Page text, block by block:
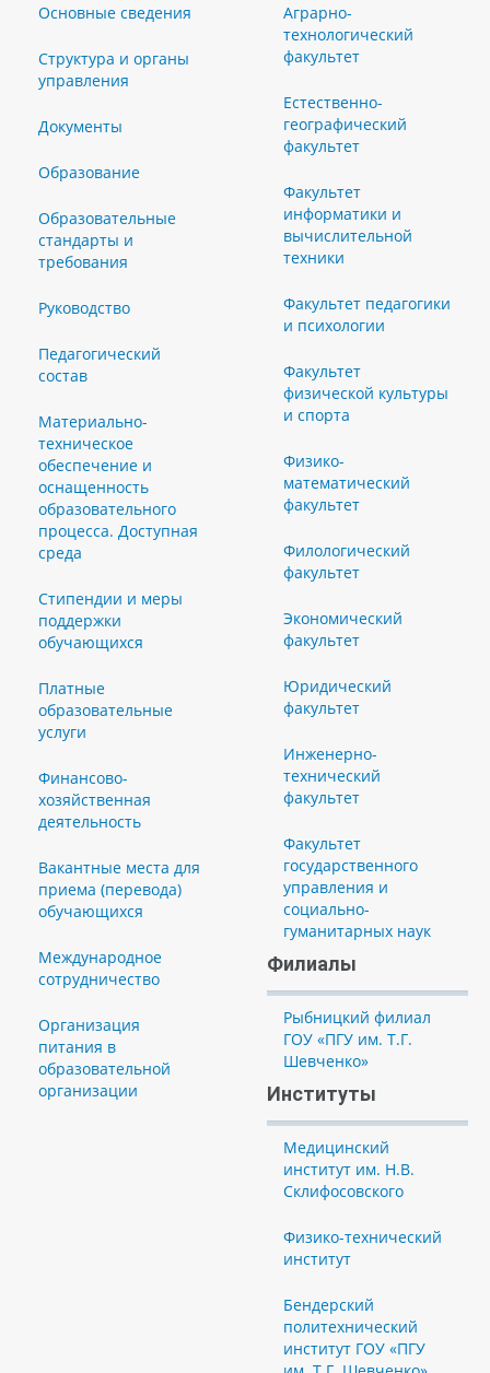
Основные сведения
Структура и органы
управления
Документы
Образование
Образовательные
стандарты и
требования
Руководство
Педагогический
состав
Материально-
техническое
обеспечение и
оснащенность
образовательного
процесса. Доступная
среда
Стипендии и меры
поддержки
обучающихся
Платные
образовательные
услуги
Финансово-
хозяйственная
деятельность
Вакантные места для
приема (перевода)
обучающихся
Международное
сотрудничество
Организация
питания в
образовательной
организации
Аграрно-
технологический
факультет
Естественно-
географический
факультет
Факультет
информатики и
вычислительной
техники
Факультет педагогики
и психологии
Факультет
физической культуры
и спорта
Физико-
математический
факультет
Филологический
факультет
Экономический
факультет
Юридический
факультет
Инженерно-
технический
факультет
Факультет
государственного
управления и
социально-
гуманитарных наук
Филиалы
Рыбницкий филиал
ГОУ «ПГУ им. Т.Г.
Шевченко»
Институты
Медицинский
институт им. Н.В.
Склифосовского
Физико-технический
институт
Бендерский
политехнический
институт ГОУ «ПГУ